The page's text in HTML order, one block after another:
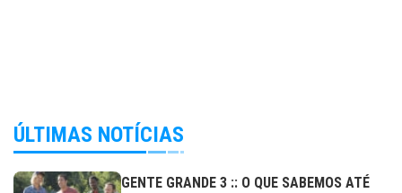
ÚLTIMAS NOTÍCIAS
GENTE GRANDE 3 :: O QUE SABEMOS ATÉ